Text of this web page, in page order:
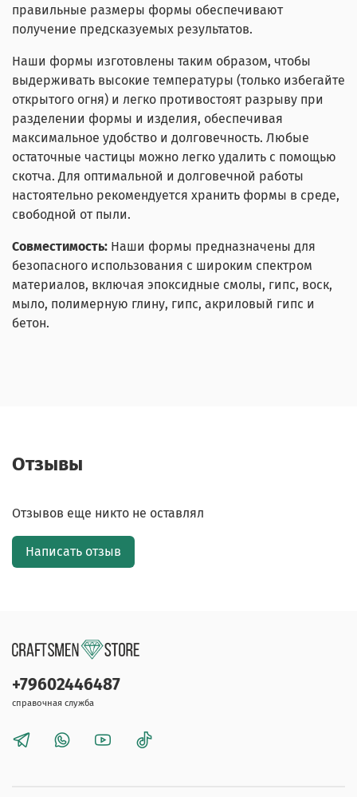
правильные размеры формы обеспечивают
получение предсказуемых результатов.
Наши формы изготовлены таким образом, чтобы
выдерживать высокие температуры (только избегайте
открытого огня) и легко противостоят разрыву при
разделении формы и изделия, обеспечивая
максимальное удобство и долговечность. Любые
остаточные частицы можно легко удалить с помощью
скотча. Для оптимальной и долговечной работы
настоятельно рекомендуется хранить формы в среде,
свободной от пыли.
Совместимость: Наши формы предназначены для
безопасного использования с широким спектром
материалов, включая эпоксидные смолы, гипс, воск,
мыло, полимерную глину, гипс, акриловый гипс и
бетон.
Отзывы
Отзывов еще никто не оставлял
Написать отзыв
+79602446487
справочная служба